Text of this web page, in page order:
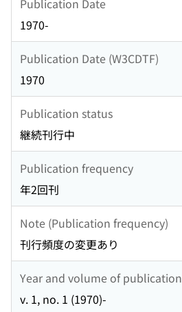
1970-
Publication Date (W3CDTF)
1970
Publication status
継続刊行中
Publication frequency
年2回刊
Note (Publication frequency)
刊行頻度の変更あり
Year and volume of publication
v. 1, no. 1 (1970)-